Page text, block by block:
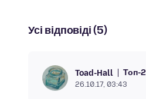
Усі відповіді (5)
Toad-Hall Топ-
26.10.17, 03:43